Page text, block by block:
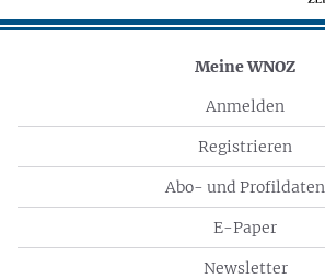
Meine WNOZ
Anmelden
Registrieren
Abo- und Profildaten
E-Paper
Newsletter